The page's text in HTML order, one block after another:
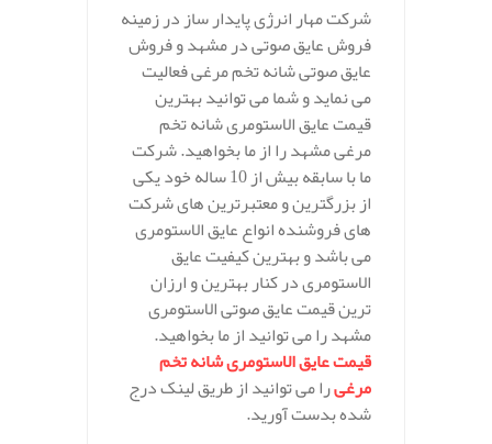
شرکت مهار انرژی پایدار ساز در زمینه
فروش عایق صوتی در مشهد و فروش
عایق صوتی شانه تخم مرغی فعالیت
می نماید و شما می توانید بهترین
قیمت عایق الاستومری شانه تخم
مرغی مشهد را از ما بخواهید. شرکت
ما با سابقه بیش از 10 ساله خود یکی
از بزرگترین و معتبرترین های شرکت
های فروشنده انواع عایق الاستومری
می باشد و بهترین کیفیت عایق
الاستومری در کنار بهترین و ارزان
ترین قیمت عایق صوتی الاستومری
مشهد را می توانید از ما بخواهید.
قیمت عایق الاستومری شانه تخم
مرغیرا می توانید از طریق لینک درج
شده بدست آورید.